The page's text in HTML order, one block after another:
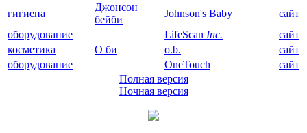
гигиена
Джонсон
бейби
Johnson's Baby
сайт
оборудование
LifeScan Inc.
сайт
косметика
О би o.b.
сайт
оборудование
OneTouch
сайт
Полная версия
Ночная версия